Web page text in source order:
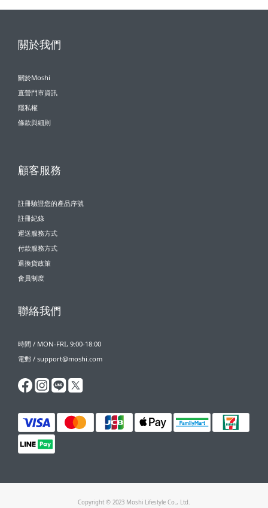
關於我們
關於Moshi
直營門市資訊
隱私權
條款與細則
顧客服務
註冊驗證您的產品序號
註冊紀錄
運送服務方式
付款服務方式
退換貨政策
會員制度
聯絡我們
時間 / MON-FRI, 9:00-18:00
電郵 / support@moshi.com
Copyright © 2023 Moshi Lifestyle Co., Ltd.